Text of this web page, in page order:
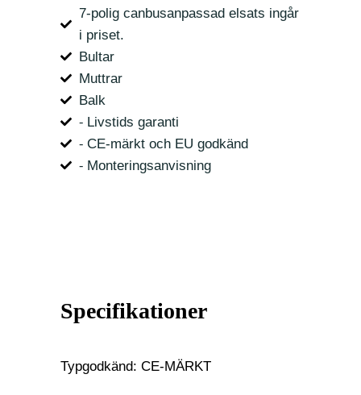
7-polig canbusanpassad elsats ingår
i priset.
Bultar
Muttrar
Balk
⁃ Livstids garanti
⁃ CE-märkt och EU godkänd
⁃ Monteringsanvisning
Specifikationer
Typgodkänd: CE-MÄRKT